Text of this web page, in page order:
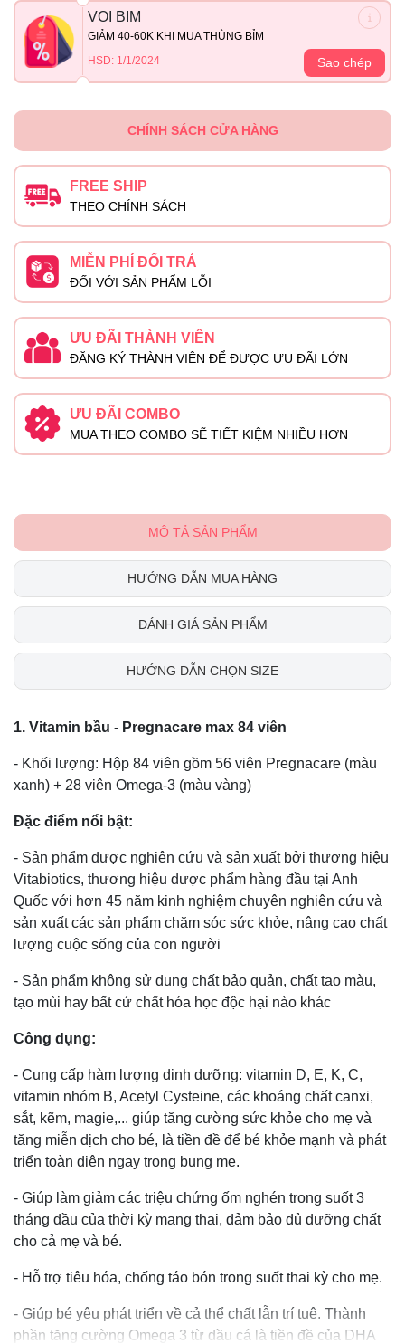
VOI BIM
GIẢM 40-60K KHI MUA THÙNG BỈM
HSD: 1/1/2024
Sao chép
CHÍNH SÁCH CỬA HÀNG
FREE SHIP
THEO CHÍNH SÁCH
MIỄN PHÍ ĐỔI TRẢ
ĐỐI VỚI SẢN PHẨM LỖI
ƯU ĐÃI THÀNH VIÊN
ĐĂNG KÝ THÀNH VIÊN ĐỂ ĐƯỢC ƯU ĐÃI LỚN
ƯU ĐÃI COMBO
MUA THEO COMBO SẼ TIẾT KIỆM NHIỀU HƠN
MÔ TẢ SẢN PHẨM
HƯỚNG DẪN MUA HÀNG
ĐÁNH GIÁ SẢN PHẨM
HƯỚNG DẪN CHỌN SIZE
1. Vitamin bầu - Pregnacare max 84 viên
- Khối lượng: Hộp 84 viên gồm 56 viên Pregnacare (màu
xanh) + 28 viên Omega-3 (màu vàng)
Đặc điểm nổi bật:
- Sản phẩm được nghiên cứu và sản xuất bởi thương hiệu
Vitabiotics, thương hiệu dược phẩm hàng đầu tại Anh
Quốc với hơn 45 năm kinh nghiệm chuyên nghiên cứu và
sản xuất các sản phẩm chăm sóc sức khỏe, nâng cao chất
lượng cuộc sống của con người
- Sản phẩm không sử dụng chất bảo quản, chất tạo màu,
tạo mùi hay bất cứ chất hóa học độc hại nào khác
Công dụng:
- Cung cấp hàm lượng dinh dưỡng: vitamin D, E, K, C,
vitamin nhóm B, Acetyl Cysteine, các khoáng chất canxi,
sắt, kẽm, magie,... giúp tăng cường sức khỏe cho mẹ và
tăng miễn dịch cho bé, là tiền đề để bé khỏe mạnh và phát
triển toàn diện ngay trong bụng mẹ.
- Giúp làm giảm các triệu chứng ốm nghén trong suốt 3
tháng đầu của thời kỳ mang thai, đảm bảo đủ dưỡng chất
cho cả mẹ và bé.
- Hỗ trợ tiêu hóa, chống táo bón trong suốt thai kỳ cho mẹ.
- Giúp bé yêu phát triển về cả thể chất lẫn trí tuệ. Thành
phần tăng cường Omega 3 từ dầu cá là tiền đề của DHA